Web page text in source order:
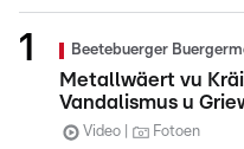
Beetebuerger
Metallwäert vu
Vandalismus u
Video Fotoen